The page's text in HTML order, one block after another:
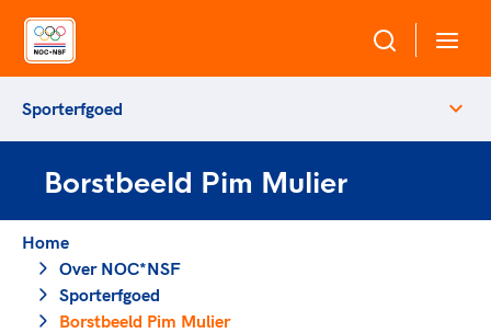
Over NOC*NSF
Sportagenda 2032
Leden
Algemene Vergadering
Raad van Toezicht en Bestuur
Merkbescherming NOC*NSF
Sportdeelname
Bonden en professionals in de sport
Beleidsmedewerkers
Topsport
Sporterfgoed
Borstbeeld Pim Mulier
Home
Over NOC*NSF
Sporterfgoed
Borstbeeld Pim Mulier